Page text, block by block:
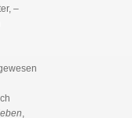
–
,